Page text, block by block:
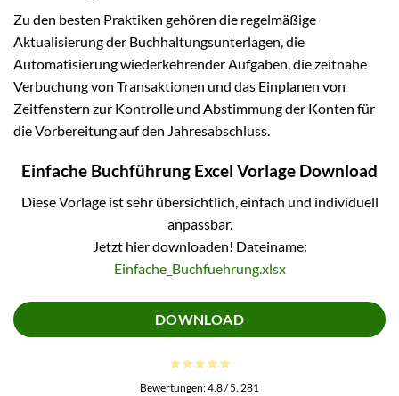
Zu den besten Praktiken gehören die regelmäßige
Aktualisierung der Buchhaltungsunterlagen, die
Automatisierung wiederkehrender Aufgaben, die zeitnahe
Verbuchung von Transaktionen und das Einplanen von
Zeitfenstern zur Kontrolle und Abstimmung der Konten für
die Vorbereitung auf den Jahresabschluss.
Einfache Buchführung Excel Vorlage Download
Diese Vorlage ist sehr übersichtlich, einfach und individuell
anpassbar.
Jetzt hier downloaden! Dateiname:
Einfache_Buchfuehrung.xlsx
DOWNLOAD
Bewertungen:4.8/ 5. 281